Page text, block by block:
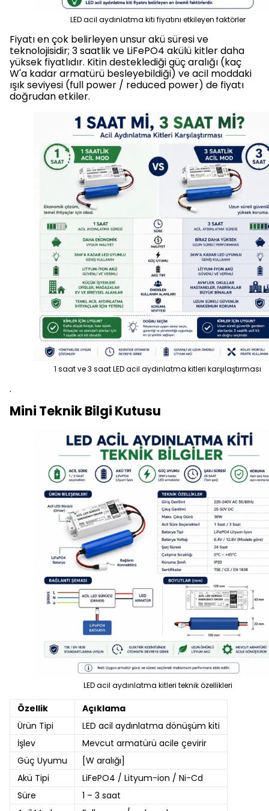
LED acil aydınlatma kiti fiyatını etkileyen faktörler
Fiyatı en çok belirleyen unsur akü süresi ve
teknolojisidir; 3 saatlik ve LiFePO4 akülü kitler daha
yüksek fiyatlıdır. Kitin desteklediği güç aralığı (kaç
W'a kadar armatürü besleyebildiği) ve acil moddaki
ışık seviyesi (full power / reduced power) de fiyatı
doğrudan etkiler.
1 saat ve 3 saat LED acil aydınlatma kitleri karşılaştırması
.
Mini Teknik Bilgi Kutusu
LED acil aydınlatma kitleri teknik özellikleri
Özellik
Açıklama
Ürün Tipi
LED acil aydınlatma dönüşüm kiti
İşlev
Mevcut armatürü acile çevirir
Güç Uyumu
[W aralığı]
Akü Tipi
LiFePO4 / Lityum-ion / Ni-Cd
Süre
1 – 3 saat